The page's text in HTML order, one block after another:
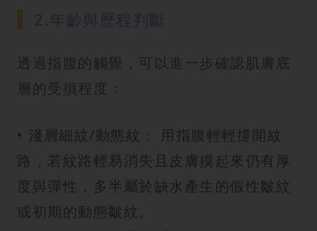
透過指腹的觸覺，可以進一步確認肌膚底
層的受損程度：
• 淺層細紋/動態紋： 用指腹輕輕撐開紋
路，若紋路輕易消失且皮膚摸起來仍有厚
度與彈性，多半屬於缺水產生的假性皺紋
或初期的動態皺紋。